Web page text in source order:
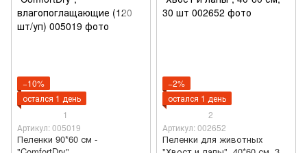
−10%
остался 1 день
1
Артикул: 005019
Пеленки 90*60 см -
−2%
остался 1 день
2
Артикул: 002652
Пеленки для животных